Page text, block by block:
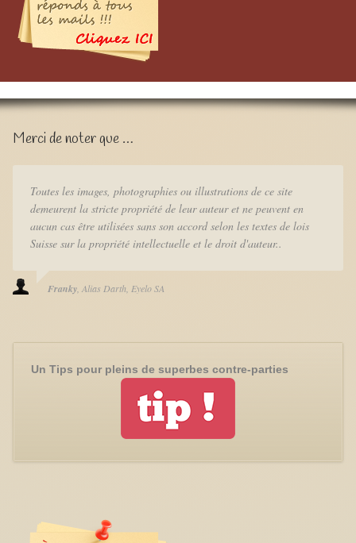
Merci de noter que …
Toutes les images, photographies ou illustrations de ce site
demeurent la stricte propriété de leur auteur et ne peuvent en
aucun cas être utilisées sans son accord selon les textes de lois
Suisse sur la propriété intellectuelle et le droit d'auteur..
Franky Alias Darth Eyelo SA
Un Tips pour pleins de superbes contre-parties